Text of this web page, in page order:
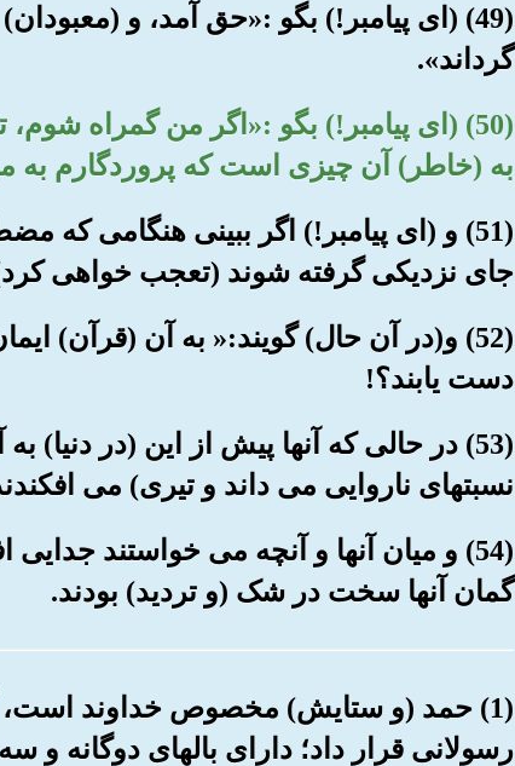
(49) (ای پیامبر!) بگو :«حق آمد، و
گرداند».
(50) (ای پیامبر!) بگو :«اگر من گمراه
به (خاطر) آن چیزی است که پروردگارم به
(51) و (ای پیامبر!) اگر ببینی هنگامی که
جای نزدیکی گرفته شوند (تعجب خواهی
(52) و(در آن حال) گویند:« به آن (قرآن)
دست یابند؟!
(53) در حالی که آنها پیش از این (در
نسبتهای ناروایی می داند و تیری) می
(54) و میان آنها و آنچه می خواستند
گمان آنها سخت در شک (و تردید) بودند.
(1) حمد (و ستایش) مخصوص خداوند است،
رسولانی قرار داد؛ دارای بالهای دوگانه و